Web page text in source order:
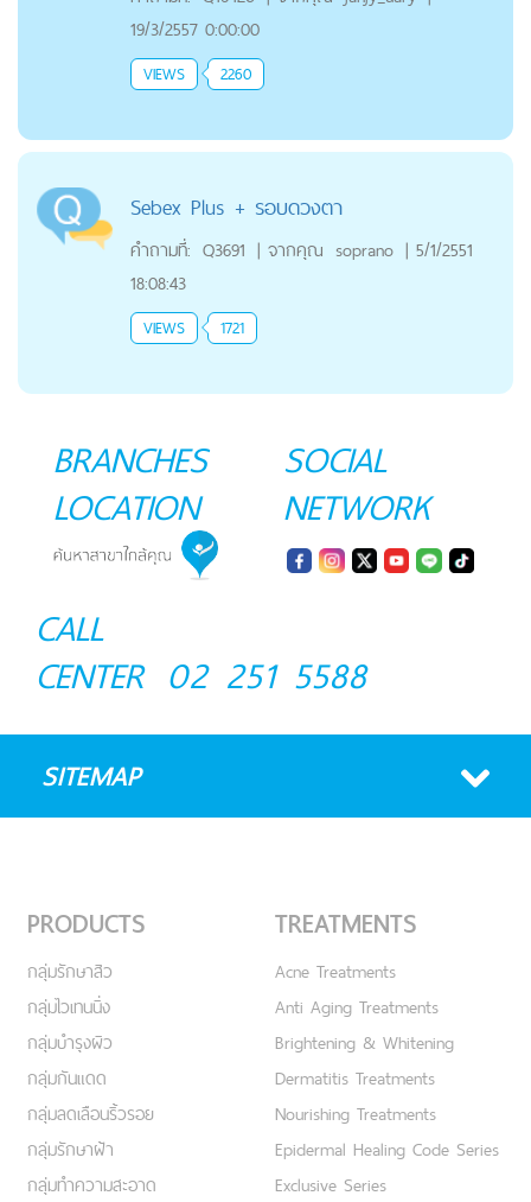
19/3/2557 0:00:00
VIEWS 2260
Sebex Plus + รอบดวงตา
คำถามที่: Q3691 | จากคุณ soprano | 5/1/2551
18:08:43
VIEWS 1721
BRANCHES
LOCATION
SOCIAL
NETWORK
CALL
CENTER 02 251 5588
SITEMAP
PRODUCTS
กลุ่มรักษาสิว
กลุ่มไวเทนนิ่ง
กลุ่มบำรุงผิว
กลุ่มกันแดด
กลุ่มลดเลือนริ้วรอย
กลุ่มรักษาฝ้า
กลุ่มทำความสะอาด
TREATMENTS
Acne Treatments
Anti Aging Treatments
Brightening & Whitening
Dermatitis Treatments
Nourishing Treatments
Epidermal Healing Code Series
Exclusive Series